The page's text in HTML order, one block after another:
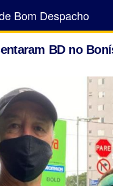
Bom Despacho
BD no